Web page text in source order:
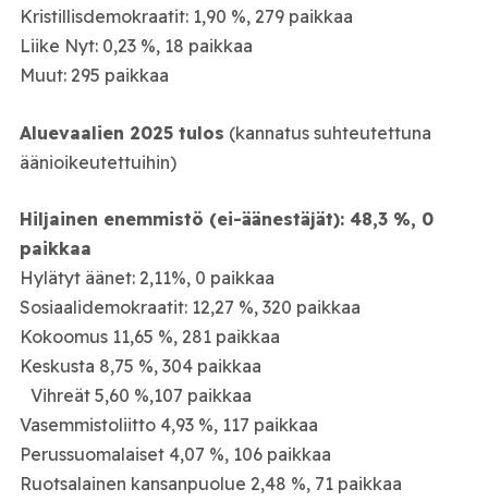
Kristillisdemokraatit: 1,90 %, 279 paikkaa
Liike Nyt: 0,23 %, 18 paikkaa
Muut: 295 paikkaa
Aluevaalien 2025 tulos (kannatus suhteutettuna
äänioikeutettuihin)
Hiljainen enemmistö (ei-äänestäjät): 48,3 %, 0
paikkaa
Hylätyt äänet: 2,11%, 0 paikkaa
Sosiaalidemokraatit: 12,27 %, 320 paikkaa
Kokoomus 11,65 %, 281 paikkaa
Keskusta 8,75 %, 304 paikkaa
Vihreät 5,60 %,107 paikkaa
Vasemmistoliitto 4,93 %, 117 paikkaa
Perussuomalaiset 4,07 %, 106 paikkaa
Ruotsalainen kansanpuolue 2,48 %, 71 paikkaa